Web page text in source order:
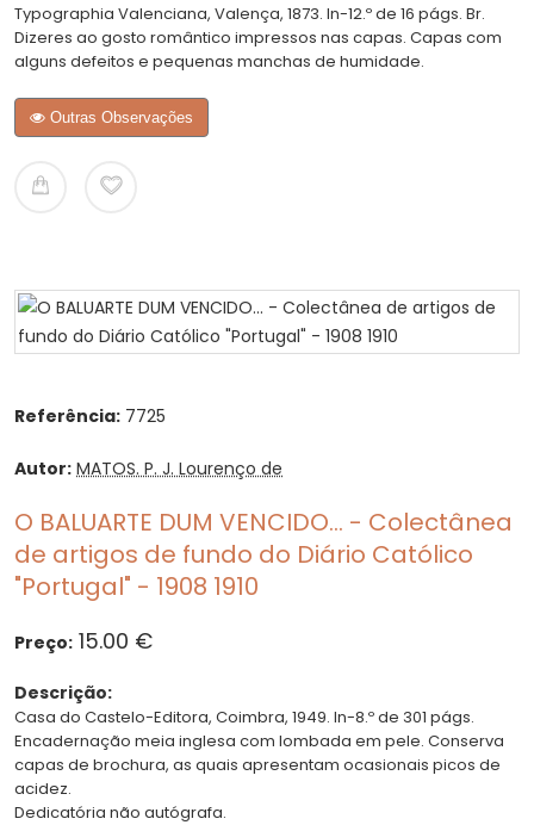
Typographia Valenciana, Valença, 1873. In-12.º de 16 págs. Br.
Dizeres ao gosto romântico impressos nas capas. Capas com
alguns defeitos e pequenas manchas de humidade.
Outras Observações
Referência: 7725
Autor: MATOS. P. J. Lourenço de
O BALUARTE DUM VENCIDO... - Colectânea
de artigos de fundo do Diário Católico
"Portugal" - 1908 1910
Preço: 15.00 €
Descrição:
Casa do Castelo-Editora, Coimbra, 1949. In-8.º de 301 págs.
Encadernação meia inglesa com lombada em pele. Conserva
capas de brochura, as quais apresentam ocasionais picos de
acidez.
Dedicatória não autógrafa.